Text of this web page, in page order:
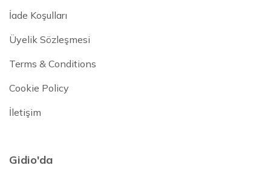
İade Koşulları
Üyelik Sözleşmesi
Terms & Conditions
Cookie Policy
İletişim
Gidio'da